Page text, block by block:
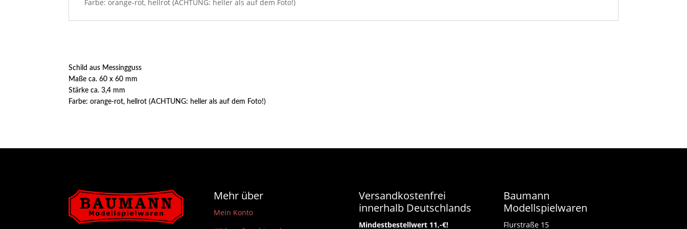
Farbe: orange-rot, hellrot (ACHTUNG: heller als auf dem Foto!)
Schild aus Messingguss
Maße ca. 60 x 60 mm
Stärke ca. 3,4 mm
Farbe: orange-rot, hellrot (ACHTUNG: heller als auf dem Foto!)
Mehr über
Mein Konto
Versandkostenfrei
innerhalb Deutschlands
Mindestbestellwert 11,-€!
Baumann
Modellspielwaren
Flurstraße 15